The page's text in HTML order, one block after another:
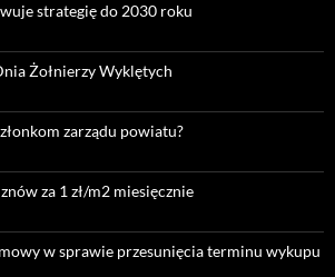
strategię do 2030 roku
Żołnierzy Wyklętych
zarządu powiatu?
za 1 zł/m2 miesięcznie
w sprawie przesunięcia terminu wykupu